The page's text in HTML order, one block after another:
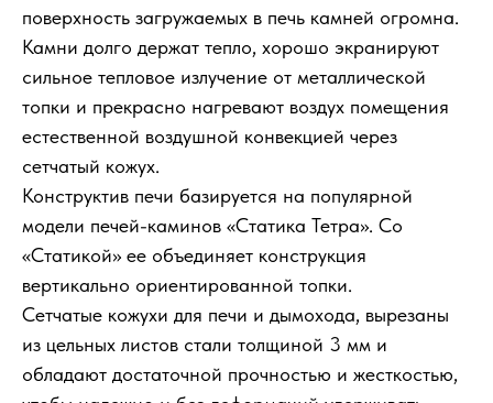
поверхность загружаемых в печь камней огромна.
Камни долго держат тепло, хорошо экранируют
сильное тепловое излучение от металлической
топки и прекрасно нагревают воздух помещения
естественной воздушной конвекцией через
сетчатый кожух.
Конструктив печи базируется на популярной
модели печей-каминов «Статика Тетра». Со
«Статикой» ее объединяет конструкция
вертикально ориентированной топки.
Сетчатые кожухи для печи и дымохода, вырезаны
из цельных листов стали толщиной 3 мм и
обладают достаточной прочностью и жесткостью,